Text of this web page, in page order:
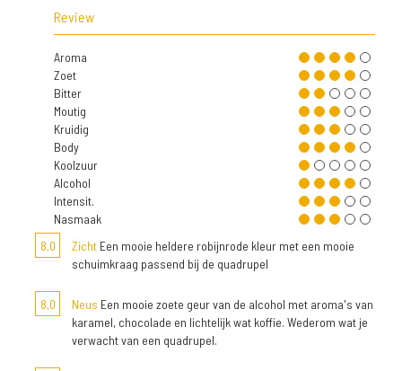
Review
Aroma
Zoet
Bitter
Moutig
Kruidig
Body
Koolzuur
Alcohol
Intensit.
Nasmaak
8,0
Zicht Een mooie heldere robijnrode kleur met een mooie
schuimkraag passend bij de quadrupel
8,0 Neus Een mooie zoete geur van de alcohol met aroma's van
karamel, chocolade en lichtelijk wat koffie. Wederom wat je
verwacht van een quadrupel.